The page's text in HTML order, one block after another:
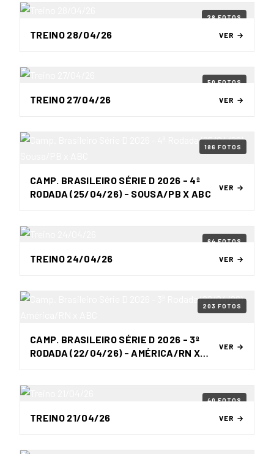
28 FOTOS
TREINO 28/04/26 VER →
50 FOTOS
TREINO 27/04/26 VER →
186 FOTOS
CAMP. BRASILEIRO SÉRIE D 2026 - 4ª
RODADA (25/04/26) - SOUSA/PB X ABC
VER →
64 FOTOS
TREINO 24/04/26 VER →
203 FOTOS
CAMP. BRASILEIRO SÉRIE D 2026 - 3ª
RODADA (22/04/26) - AMÉRICA/RN X
VER →
40 FOTOS
TREINO 21/04/26 VER →